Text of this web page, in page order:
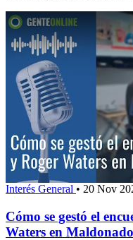
Interés General • 20 Nov
Cómo se gestó el
Waters en Maldonado